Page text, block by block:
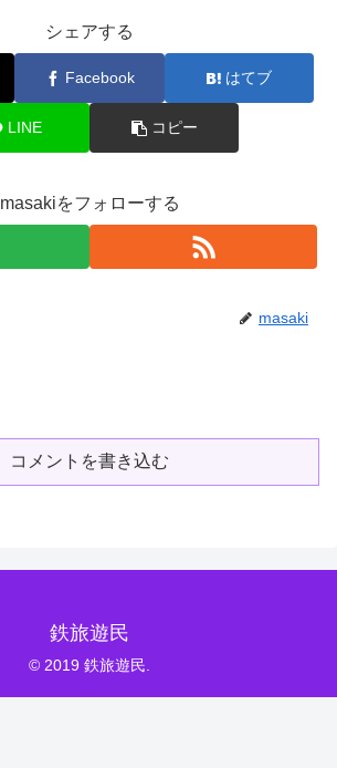
シェアする
Facebook はてブ
LINE コピー
masakiをフォローする
masaki
コメントを書き込む
鉄旅遊民
© 2019 鉄旅遊民.